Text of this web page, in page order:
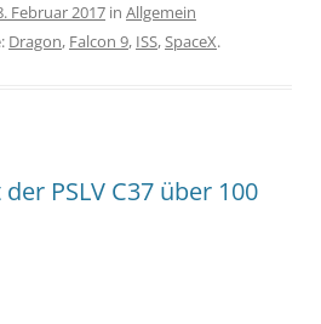
Februar 2017 in Allgemein
Dragon, Falcon 9, ISS,SpaceX.
PSLV C37 über 100